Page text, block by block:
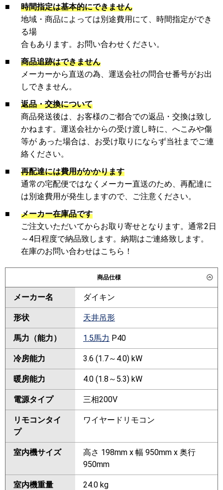
■
時間指定は基本的にできません
地域・商品によっては別途費用にて、時間指定ができ
る場
合もあります。お問い合わせください。
■
商品追跡はできません
メーカーから直送の為、運送会社の問合せ番号がお出
しできません。
■
返品・交換について
商品発送後は、お客様のご都合での返品・交換は致し
かねます。運送会社からの受け渡し時に、へこみや傷
等が あった場合は、お受け取りにならず当社までご連
絡ください。
■
再配達には費用がかかります
通常の宅配便ではなくメーカー直送のため、再配達に
は別途費用が発生しますので、ご注意ください。
■
メーカー在庫品です
ご注文いただいてからお取り寄せとなります。通常2日
～4日程度で納品致します。納期はご連絡致します。
在庫のお問い合わせはこちら！
商品仕様
メーカー名 ダイキン
形状 天井吊形
馬力（能力） 1.5馬力 P40
冷房能力 3.6 (1.7～4.0) kW
暖房能力 4.0 (1.8～5.3) kW
電源タイプ 三相200V
リモコンタイ
プ
ワイヤードリモコン
室内機サイズ
高さ 198mm x 幅 950mm x 奥行
950mm
室内機重量 24.0 kg